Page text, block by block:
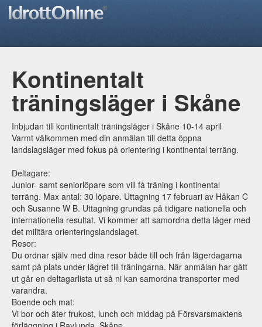
Kontinentalt
träningsläger i Skåne
Inbjudan till kontinentalt träningsläger i Skåne 10-14 april
Varmt välkommen med din anmälan till detta öppna
landslagsläger med fokus på orientering i kontinental terräng.
Deltagare:
Junior- samt seniorlöpare som vill få träning i kontinental
terräng. Max antal: 30 löpare. Uttagning 17 februari av Håkan C
och Susanne W B. Uttagning grundas på tidigare nationella och
internationella resultat. Vi kommer att samordna detta läger med
det militära orienteringslandslaget.
Resor:
Du ordnar själv med dina resor både till och från lägerdagarna
samt på plats under lägret till träningarna. När anmälan har gått
ut går en deltagarlista ut så ni kan samordna transporter med
varandra.
Boende och mat:
Vi bor och äter frukost, lunch och middag på Försvarsmaktens